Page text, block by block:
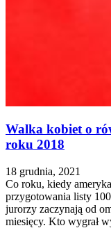
Walka kobiet o
roku 2018
18 grudnia, 2021
Co roku, kiedy
przygotowania listy
jurorzy zaczynają od
miesięcy. Kto wygrał